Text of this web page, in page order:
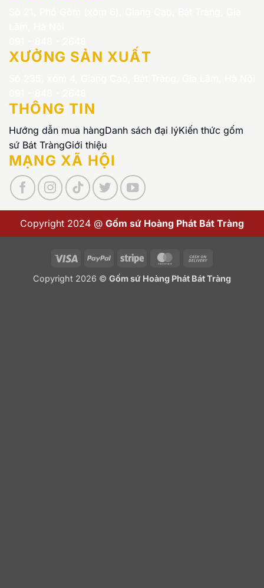
XƯỞNG SẢN XUẤT
THÔNG TIN
Hướng dẫn mua hàngDanh sách đại lýKiến thức gốm
sứ Bát TràngGiới thiệu
MẠNG XÃ HỘI
Copyright 2024 @ Gốm sứ Hoàng Phát Bát Tràng
Visa PayPal Stripe MasterCard
Delivery
Copyright 2026 © Gốm sứ Hoàng Phát Bát Tràng